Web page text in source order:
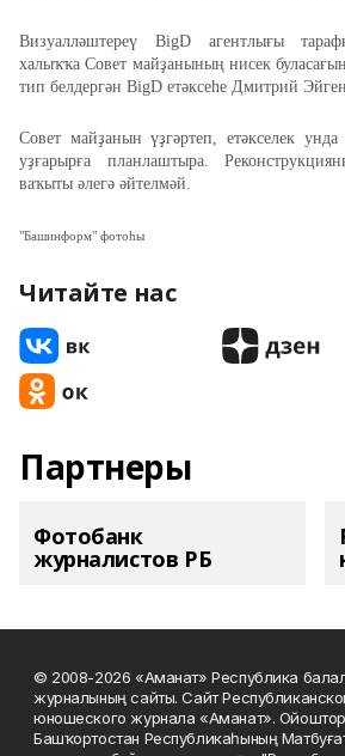
Визуалләштереү BigD агентлығы
халыҡҡа Совет майҙанының нисек
тип белдергән BigD етәксеһе Дмитрий
Совет майҙанын үҙгәртеп, етәкселек
уҙғарырға планлаштыра.
ваҡыты әлегә әйтелмәй.
"Башинформ" фотоһы
Читайте нас
Партнеры
Фотобанк
журналистов РБ
© 2008-2026 «Аманат» Республика
журналының сайты. Сайт
юношеского журнала «Аманат».
Башҡортостан Республикаһының